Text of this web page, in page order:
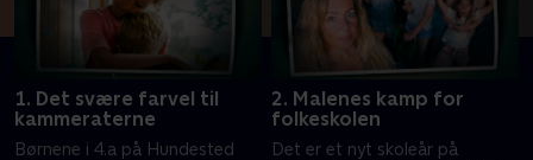
1. Det svære farvel til
kammeraterne
Børnene i 4.a på Hundested
2. Malenes kamp for
folkeskolen
Det er et nyt skoleår på